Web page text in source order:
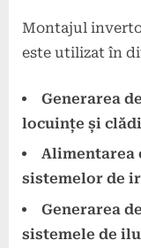
Montajul
este utilizat în
Generarea
locuințe și
Alimentarea
sistemelor de
Generarea
sistemele de